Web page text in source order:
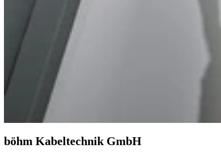
böhm Kabeltechnik GmbH